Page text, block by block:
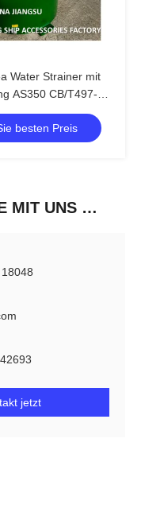
Water Strainer mit
AS350 CB/T497-94
besten Preis
TRETEN SIE MIT UNS IN VERBINDUNG
jetzt